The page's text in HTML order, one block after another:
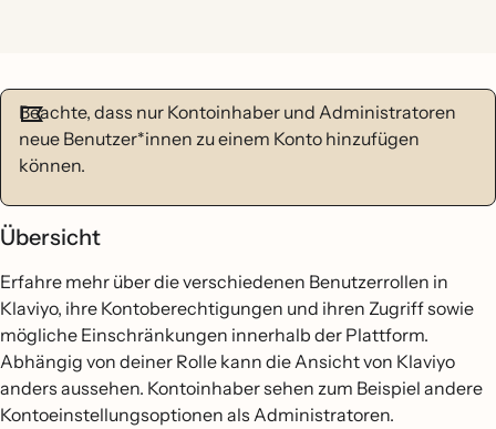
Beachte, dass nur Kontoinhaber und Administratoren
neue Benutzer*innen zu einem Konto hinzufügen
können.
Übersicht
Erfahre mehr über die verschiedenen Benutzerrollen in
Klaviyo, ihre Kontoberechtigungen und ihren Zugriff sowie
mögliche Einschränkungen innerhalb der Plattform.
Abhängig von deiner Rolle kann die Ansicht von Klaviyo
anders aussehen. Kontoinhaber sehen zum Beispiel andere
Kontoeinstellungsoptionen als Administratoren.